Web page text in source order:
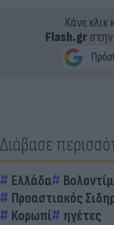
Κάνε κλικ
Flash.gr
Διάβασε
Ελλάδα
Προαστιακός
Κορωπί
ηγέτες